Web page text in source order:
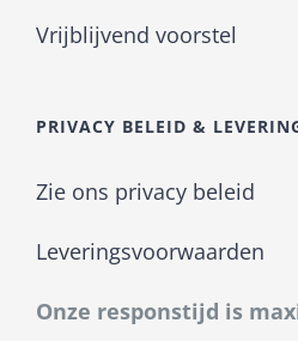
Vrijblijvend voorstel
PRIVACY BELEID &
Zie ons privacy beleid
Leveringsvoorwaarden
Onze responstijd is